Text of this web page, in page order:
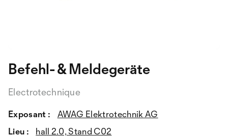
Befehl- & Meldegeräte
Electrotechnique
Exposant :
AWAG Elektrotechnik AG
Lieu :
hall 2.0, Stand C02